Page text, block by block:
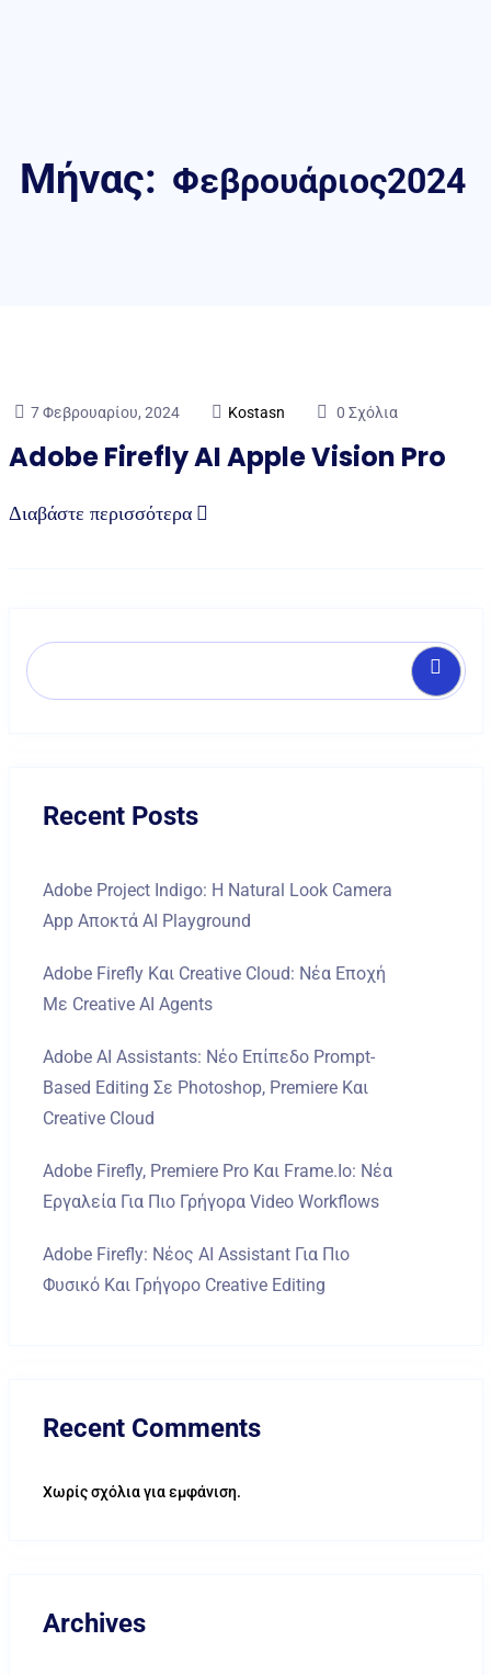
Μήνας: Φεβρουάριος2024
7 Φεβρουαρίου, 2024 Kostasn 0 Σχόλια
Adobe Firefly AI Apple Vision Pro
Διαβάστε περισσότερα
Recent Posts
Adobe Project Indigo: Η Natural Look Camera
App Αποκτά AI Playground
Adobe Firefly Και Creative Cloud: Νέα Εποχή
Με Creative AI Agents
Adobe AI Assistants: Νέο Επίπεδο Prompt-
Based Editing Σε Photoshop, Premiere Και
Creative Cloud
Adobe Firefly, Premiere Pro Και Frame.io: Νέα
Εργαλεία Για Πιο Γρήγορα Video Workflows
Adobe Firefly: Νέος AI Assistant Για Πιο
Φυσικό Και Γρήγορο Creative Editing
Recent Comments
Χωρίς σχόλια για εμφάνιση.
Archives